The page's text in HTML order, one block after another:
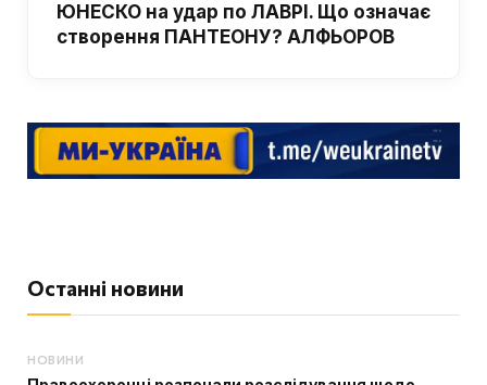
ЮНЕСКО на удар по ЛАВРІ. Що означає
створення ПАНТЕОНУ? АЛФЬОРОВ
Останні новини
НОВИНИ